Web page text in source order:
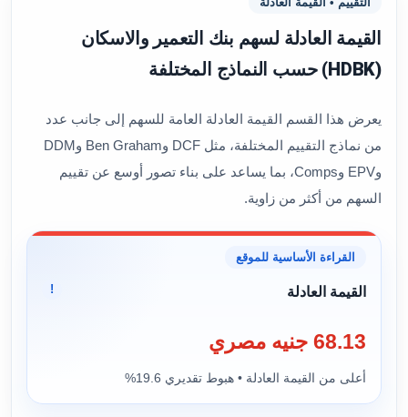
القيمة العادلة لسهم بنك التعمير والاسكان
(HDBK) حسب النماذج المختلفة
يعرض هذا القسم القيمة العادلة العامة للسهم إلى جانب عدد
من نماذج التقييم المختلفة، مثل DCF وBen Graham وDDM
وEPV وComps، بما يساعد على بناء تصور أوسع عن تقييم
السهم من أكثر من زاوية.
القراءة الأساسية للموقع
القيمة العادلة !
68.13 جنيه مصري
أعلى من القيمة العادلة • هبوط تقديري 19.6%